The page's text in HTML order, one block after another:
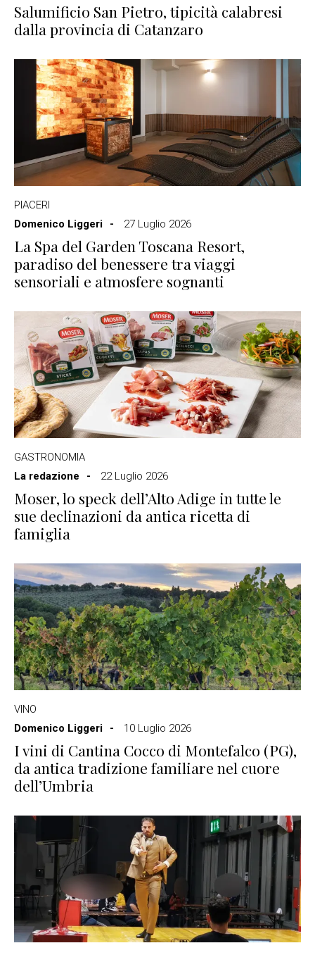
Salumificio San Pietro, tipicità calabresi
dalla provincia di Catanzaro
PIACERI
Domenico Liggeri
27 Luglio 2026
La Spa del Garden Toscana Resort,
paradiso del benessere tra viaggi
sensoriali e atmosfere sognanti
GASTRONOMIA
La redazione
22 Luglio 2026
Moser, lo speck dell’Alto Adige in tutte le
sue declinazioni da antica ricetta di
famiglia
VINO
Domenico Liggeri
10 Luglio 2026
I vini di Cantina Cocco di Montefalco (PG),
da antica tradizione familiare nel cuore
dell’Umbria